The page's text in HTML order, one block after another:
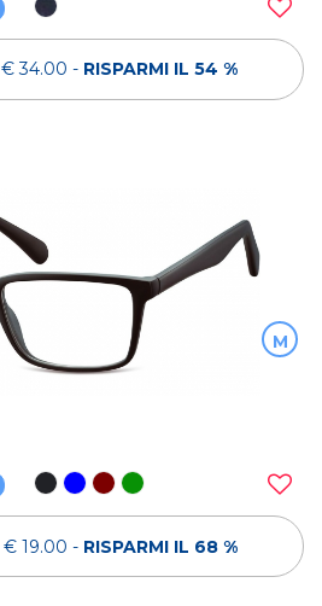
€ 34.00 - RISPARMI IL 54 %
M
€ 19.00 - RISPARMI IL 68 %